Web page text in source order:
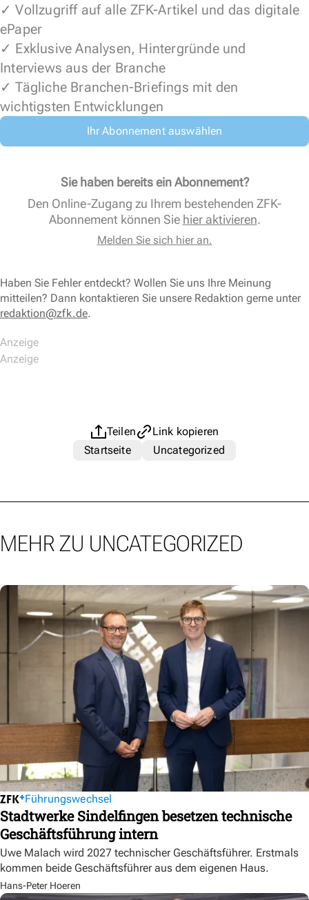
✓ Vollzugriff auf alle ZFK-Artikel und das digitale
ePaper
✓ Exklusive Analysen, Hintergründe und
Interviews aus der Branche
✓ Tägliche Branchen-Briefings mit den
wichtigsten Entwicklungen
Ihr Abonnement auswählen
Sie haben bereits ein Abonnement?
Den Online-Zugang zu Ihrem bestehenden ZFK-
Abonnement können Sie hier aktivieren.
Melden Sie sich hier an.
Haben Sie Fehler entdeckt? Wollen Sie uns Ihre Meinung
mitteilen? Dann kontaktieren Sie unsere Redaktion gerne unter
redaktion@zfk.de.
Teilen
Link kopieren
Startseite
Uncategorized
MEHR ZU UNCATEGORIZED
Führungswechsel
Stadtwerke Sindelfingen besetzen technische
Geschäftsführung intern
Uwe Malach wird 2027 technischer Geschäftsführer. Erstmals
kommen beide Geschäftsführer aus dem eigenen Haus.
Hans-Peter Hoeren